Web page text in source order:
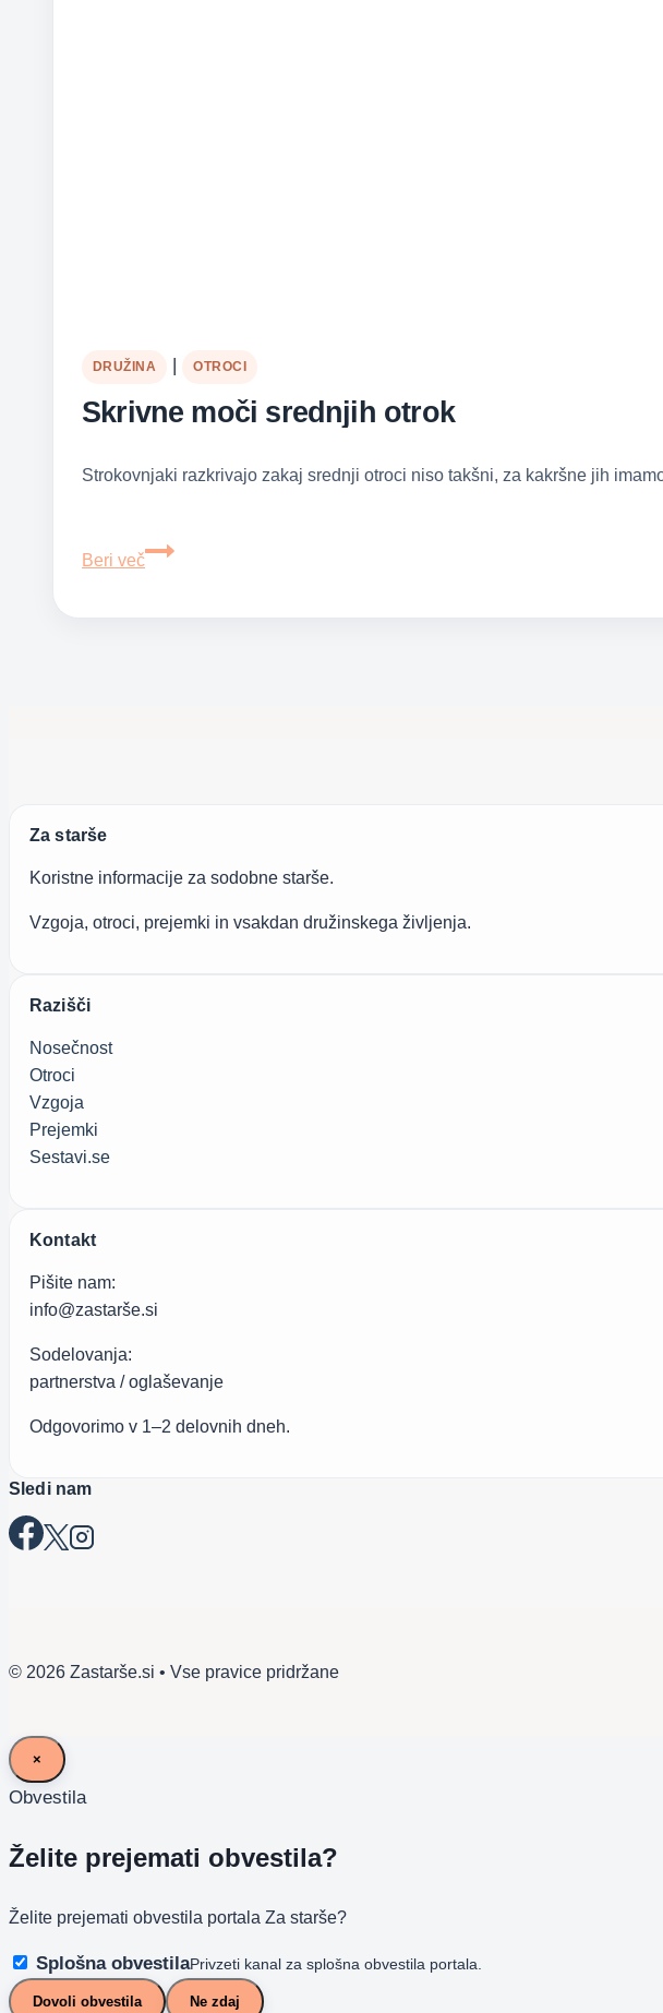
DRUŽINA | OTROCI
Skrivne moči srednjih otrok
Strokovnjaki razkrivajo zakaj srednji otroci niso takšni, za kakršne jih
Beri več
Skrivne
Za starše
Koristne informacije za sodobne starše.
Vzgoja, otroci, prejemki in vsakdan družinskega življenja.
Razišči
Nosečnost
Otroci
Vzgoja
Prejemki
Sestavi.se
Kontakt
Pišite nam:
info@zastarše.si
Sodelovanja:
partnerstva / oglaševanje
Odgovorimo v 1–2 delovnih dneh.
Sledi nam
© 2026 Zastarše.si • Vse pravice pridržane
×
Obvestila
Želite prejemati obvestila?
Želite prejemati obvestila portala Za starše?
Splošna obvestilaPrivzeti kanal za splošna obvestila portala.
Dovoli obvestila Ne zdaj